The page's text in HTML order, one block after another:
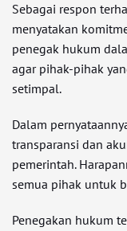
Sebagai respon
menyatakan
penegak hukum
agar pihak-pihak
setimpal.
Dalam
transparansi dan
pemerintah.
semua pihak untuk
Penegakan hukum